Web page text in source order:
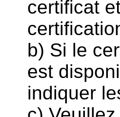
certificat
b) Si le
est
indiquer